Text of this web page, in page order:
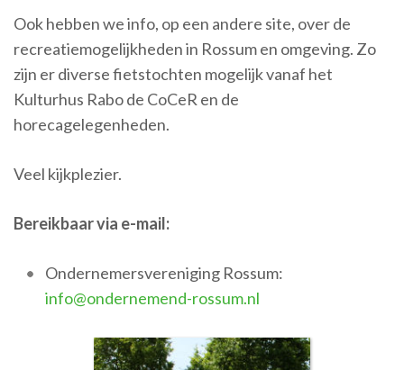
Ook hebben we info, op een andere site, over de
recreatiemogelijkheden in Rossum en omgeving. Zo
zijn er diverse fietstochten mogelijk vanaf het
Kulturhus Rabo de CoCeR en de
horecagelegenheden.
Veel kijkplezier.
Bereikbaar via e-mail:
Ondernemersvereniging Rossum:
info@ondernemend-rossum.nl